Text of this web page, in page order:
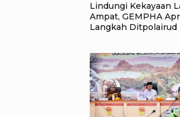
Lindungi Kekayaan
Ampat, GEMPHA
Langkah Ditpolairud